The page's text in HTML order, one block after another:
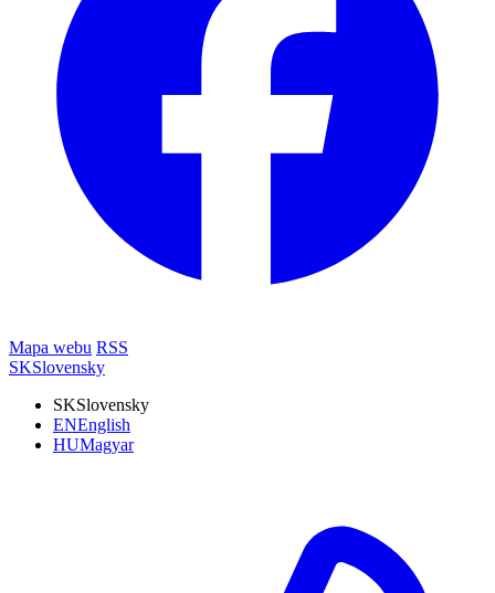
Mapa webu RSS
SKSlovensky
SKSlovensky
ENEnglish
HUMagyar